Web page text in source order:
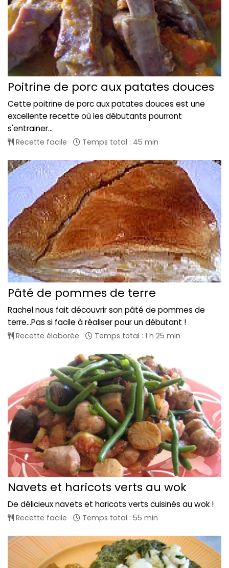
Poitrine de porc aux patates douces
Cette poitrine de porc aux patates douces est une
excellente recette où les débutants pourront
s'entrainer...
Recette facile Temps total : 45 min
Pâté de pommes de terre
Rachel nous fait découvrir son pâté de pommes de
terre...Pas si facile à réaliser pour un débutant !
Recette élaborée Temps total : 1 h 25 min
Navets et haricots verts au wok
De délicieux navets et haricots verts cuisinés au wok !
Recette facile Temps total : 55 min